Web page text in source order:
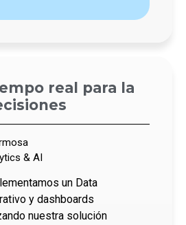
real para la
& AI
un Data
y dashboards
nuestra solución